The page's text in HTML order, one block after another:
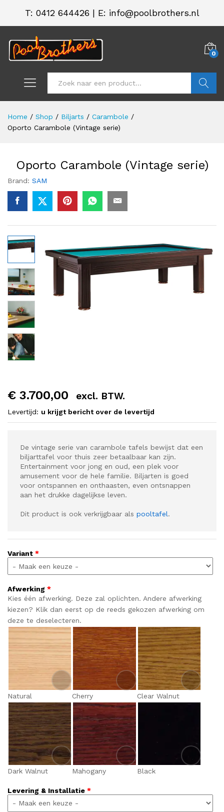
T: 0412 644426 | E: info@poolbrothers.nl
0
Home / Shop / Biljarts / Carambole /
Oporto Carambole (Vintage serie)
Oporto Carambole (Vintage serie)
Brand: SAM
€ 3.700,00 excl. BTW.
Levertijd: u krijgt bericht over de levertijd
De vintage serie van carambole tafels bewijst dat een
biljarttafel voor thuis zeer betaalbaar kan zijn.
Entertainment voor jong en oud, een plek voor
amusement voor de hele familie. Biljarten is goed
voor ontspannen en onthaasten, even ontsnappen
aan het drukke dagelijkse leven.
Dit product is ook verkrijgbaar als pooltafel.
*
Variant
*
Afwerking
Kies één afwerking. Deze zal oplichten. Andere afwerking
kiezen? Klik dan eerst op de reeds gekozen afwerking om
deze te deselecteren.
Natural Cherry Clear Walnut
Dark Walnut Mahogany Black
*
Levering & Installatie